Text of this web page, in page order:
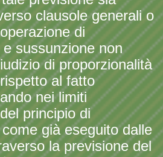
clausole generali o
di
sussunzione non
di proporzionalità
al fatto
nei limiti
principio di
già eseguito dalle
la previsione del